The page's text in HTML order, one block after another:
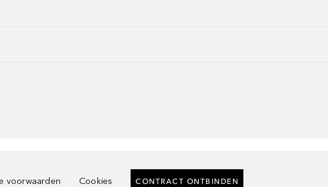
voorwaarden Cookies CONTRACT ONTBINDEN